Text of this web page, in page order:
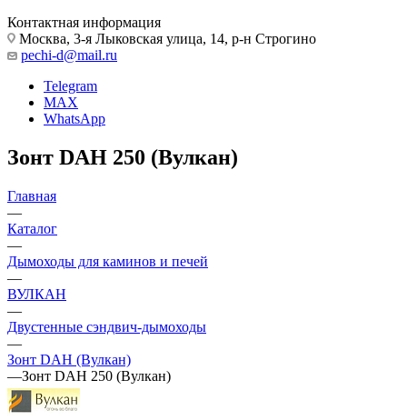
Контактная информация
Москва, 3-я Лыковская улица, 14, р-н Строгино
pechi-d@mail.ru
Telegram
MAX
WhatsApp
Зонт DAH 250 (Вулкан)
Главная
—
Каталог
—
Дымоходы для каминов и печей
—
ВУЛКАН
—
Двустенные сэндвич-дымоходы
—
Зонт DAH (Вулкан)
—Зонт DAH 250 (Вулкан)